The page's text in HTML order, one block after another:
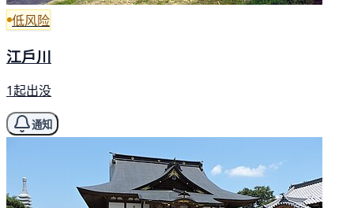
低风险
江戶川
1起出没
通知